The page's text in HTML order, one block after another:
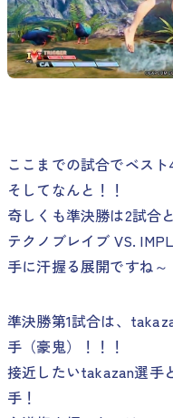
ここまでの試合でベスト
そしてなんと！！
奇しくも準決勝は2試合
テクノブレイブ VS.
手に汗握る展開ですね～
準決勝第1試合は、
手（豪鬼）！！！
接近したいtakazan選手
手！